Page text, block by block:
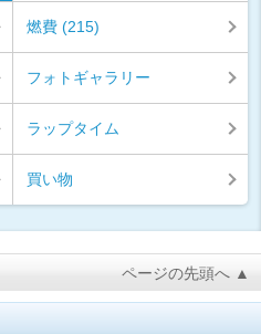
燃費 (215)
フォトギャラリー
ラップタイム
買い物
ページの先頭へ ▲